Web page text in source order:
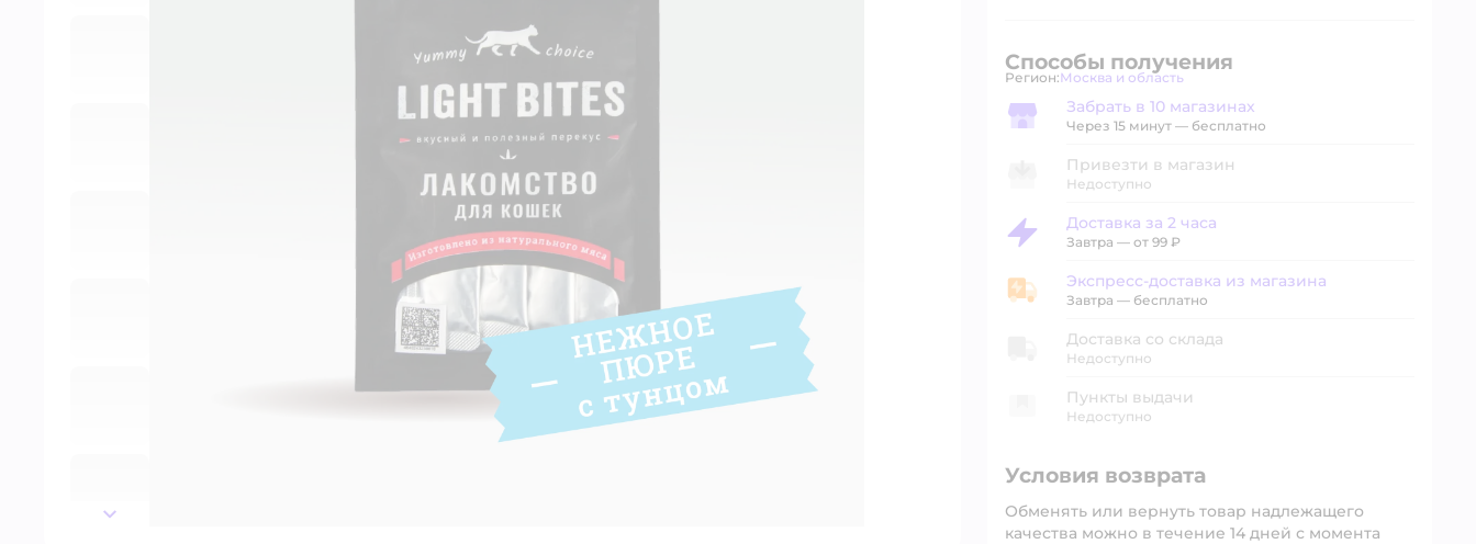
далее
Способы получения
Регион: Выбор адреса доставки.
Москва и область
Забрать в магазине
Забрать в 10 магазинах
Через 15 минут — бесплатно
Привезти в магазин
Недоступно
Доставка за 2 часа
Доставка за 2 часа
Завтра — от 99 ₽
Экспресс-доставка из магазина
Экспресс-доставка из магазина
Завтра — бесплатно
Доставка со склада
Недоступно
Пункты выдачи
Недоступно
Условия возврата
Обменять или вернуть товар надлежащего
качества можно в течение 14 дней с момента